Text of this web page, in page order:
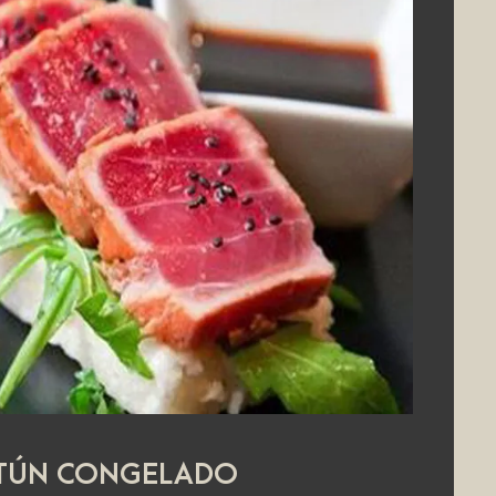
CONGELADO